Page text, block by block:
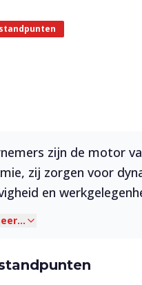
standpunten
zijn de motor
zij zorgen voor
en